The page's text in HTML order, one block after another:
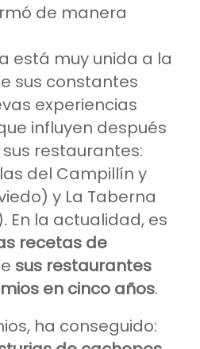
de manera
está muy unida a la
sus constantes
experiencias
influyen después
restaurantes:
del Campillín y
y La Taberna
En la actualidad, es
recetas de
sus restaurantes
en cinco años.
ha conseguido: